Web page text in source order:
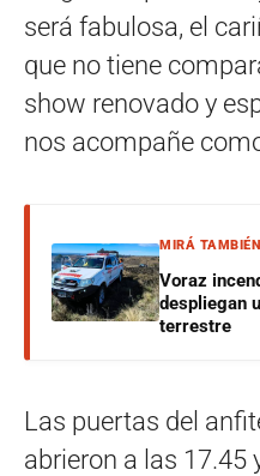
será fabulosa, el
que no tiene
show renovado y
nos acompañe
MIRÁ TAMBIÉN
Voraz
despliegan
terrestre
Las puertas del
abrieron a las 17.45